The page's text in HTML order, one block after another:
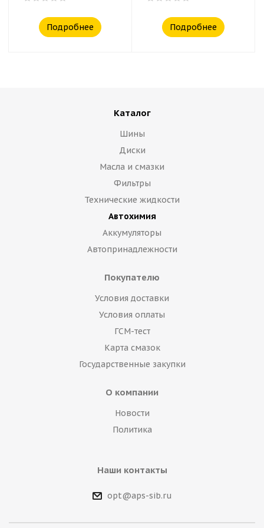
Подробнее Подробнее
Каталог
Шины
Диски
Масла и смазки
Фильтры
Технические жидкости
Автохимия
Аккумуляторы
Автопринадлежности
Покупателю
Условия доставки
Условия оплаты
ГСМ-тест
Карта смазок
Государственные закупки
О компании
Новости
Политика
Наши контакты
opt@aps-sib.ru